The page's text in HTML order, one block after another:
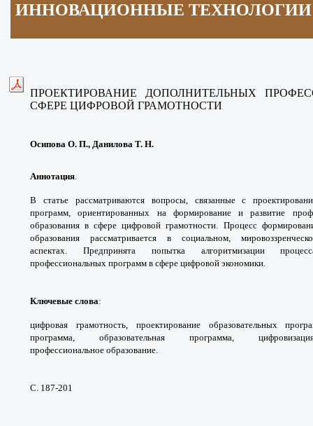
ИННОВАЦИОННЫЕ ТЕХНОЛОГИИ
ПРОЕКТИРОВАНИЕ ДОПОЛНИТЕЛЬНЫХ
СФЕРЕ ЦИФРОВОЙ ГРАМОТНОСТИ
Осипова О. П., Данилова Т. Н.
Аннотация.
В статье рассматриваются вопросы, связанные с
программ, ориентированных на формирование и развитие
образования в сферецифровой грамотности. Процесс
образования рассматривается в социальном,
аспектах. Предпринята попытка алгоритмизации
профессиональных программ в сфере цифровой экономики.
Ключевые слова:
цифровая грамотность, проектирование образовательных
программа, образовательная программа,
профессиональное образование.
С. 187-201